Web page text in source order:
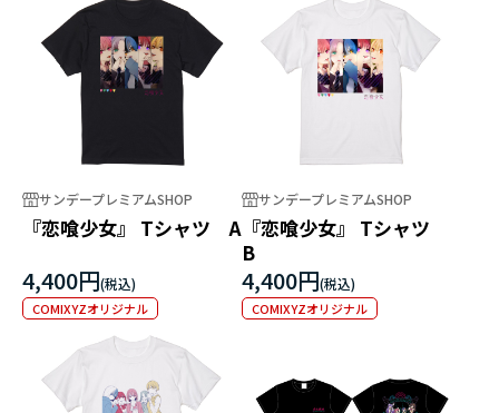
サンデープレミアムSHOP
『恋喰少女』 Tシャツ A
4,400円
COMIXYZオリジナル
サンデープレミアムSHOP
『恋喰少女』 Tシャツ
B
4,400円
COMIXYZオリジナル